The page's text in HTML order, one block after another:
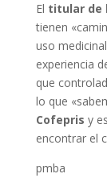
El titular de
tienen
uso
experiencia
que
lo que
Cofepris y
encontrar el
pmba